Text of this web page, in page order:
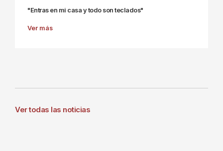
"Entras en mi casa y todo son teclados"
Ver más
Ver todas las noticias